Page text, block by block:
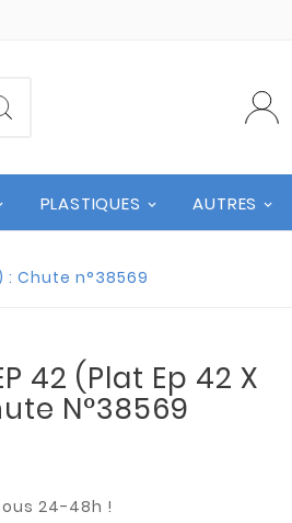
PLASTIQUES AUTRES
: Chute n°38569
42 (Plat Ep 42 X
N°38569